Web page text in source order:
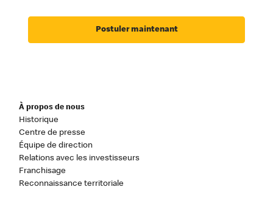
Postuler maintenant
À propos de nous
Historique
Centre de presse
Équipe de direction
Relations avec les investisseurs
Franchisage
Reconnaissance territoriale